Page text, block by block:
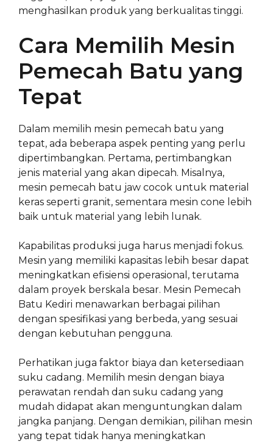
menghasilkan produk yang berkualitas tinggi.
Cara Memilih Mesin
Pemecah Batu yang
Tepat
Dalam memilih mesin pemecah batu yang
tepat, ada beberapa aspek penting yang perlu
dipertimbangkan. Pertama, pertimbangkan
jenis material yang akan dipecah. Misalnya,
mesin pemecah batu jaw cocok untuk material
keras seperti granit, sementara mesin cone lebih
baik untuk material yang lebih lunak.
Kapabilitas produksi juga harus menjadi fokus.
Mesin yang memiliki kapasitas lebih besar dapat
meningkatkan efisiensi operasional, terutama
dalam proyek berskala besar. Mesin Pemecah
Batu Kediri menawarkan berbagai pilihan
dengan spesifikasi yang berbeda, yang sesuai
dengan kebutuhan pengguna.
Perhatikan juga faktor biaya dan ketersediaan
suku cadang. Memilih mesin dengan biaya
perawatan rendah dan suku cadang yang
mudah didapat akan menguntungkan dalam
jangka panjang. Dengan demikian, pilihan mesin
yang tepat tidak hanya meningkatkan